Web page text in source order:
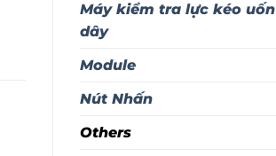
Máy kiểm tra lực kéo uốn
dây
Module
Nút Nhấn
Others